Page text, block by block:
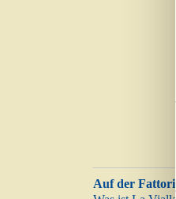
Auf der Fattoria